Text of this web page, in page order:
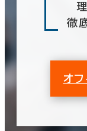
徹
オ